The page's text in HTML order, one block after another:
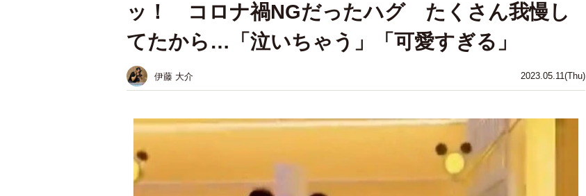
2023.05.11(Thu)
ッ！ コロナ禍NGだったハグ たくさん我慢し
てたから…「泣いちゃう」「可愛すぎる」
伊藤 大介